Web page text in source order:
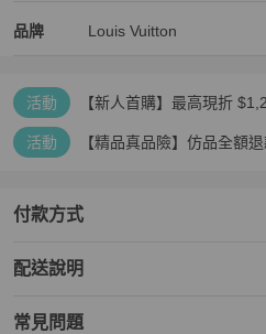
品牌
Louis Vuitton精品女士配件
Louis Vuitton
Louis Vuitton推薦清單
活動 【新人首購】最高現折
活動 【精品真品險】仿品全額
付款方式
配送說明
常見問題